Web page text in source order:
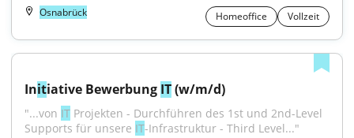
Osnabrück Homeoffice Vollzeit
Initiative Bewerbung IT (w/m/d)
"...von IT Projekten - Durchführen des 1st und 2nd-Level
Supports für unsere IT-Infrastruktur - Third Level..."